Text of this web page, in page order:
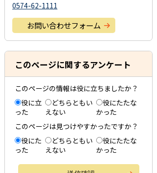
0574-62-1111
お問い合わせフォーム
このページに関するアンケート
このページの情報は役に立ちましたか？
役に立
った
どちらともい
えない
役にたたな
かった
このページは見つけやすかったですか？
役にた
った
どちらともい
えない
役にたたな
かった